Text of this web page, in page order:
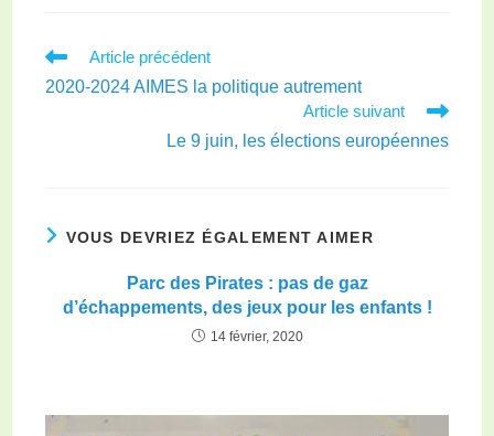
Article précédent
2020-2024 AIMES la politique autrement
Article suivant
Le 9 juin, les élections européennes
VOUS DEVRIEZ ÉGALEMENT AIMER
Parc des Pirates : pas de gaz
d’échappements, des jeux pour les enfants !
14 février, 2020